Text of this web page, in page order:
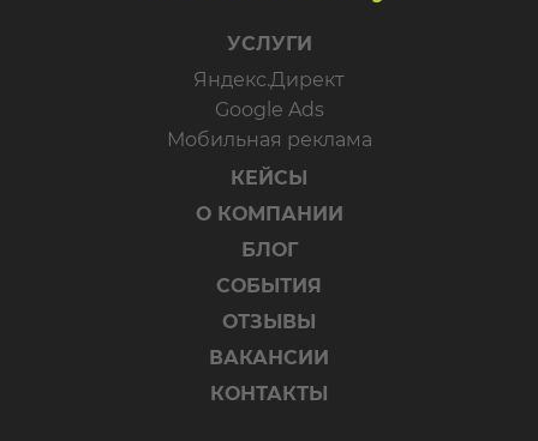
УСЛУГИ
Яндекс.Директ
Google Ads
Мобильная реклама
КЕЙСЫ
О КОМПАНИИ
БЛОГ
СОБЫТИЯ
ОТЗЫВЫ
ВАКАНСИИ
КОНТАКТЫ